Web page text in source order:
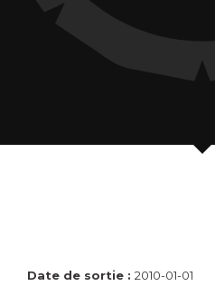
Date de sortie : 2010-01-01